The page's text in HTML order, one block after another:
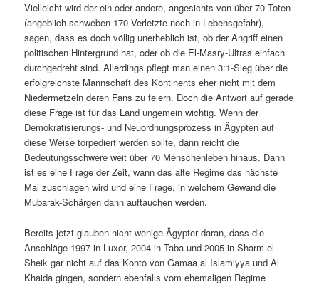
Vielleicht wird der ein oder andere, angesichts von über 70 Toten
(angeblich schweben 170 Verletzte noch in Lebensgefahr),
sagen, dass es doch völlig unerheblich ist, ob der Angriff einen
politischen Hintergrund hat, oder ob die El-Masry-Ultras einfach
durchgedreht sind. Allerdings pflegt man einen 3:1-Sieg über die
erfolgreichste Mannschaft des Kontinents eher nicht mit dem
Niedermetzeln deren Fans zu feiern. Doch die Antwort auf gerade
diese Frage ist für das Land ungemein wichtig. Wenn der
Demokratisierungs- und Neuordnungsprozess in Ägypten auf
diese Weise torpediert werden sollte, dann reicht die
Bedeutungsschwere weit über 70 Menschenleben hinaus. Dann
ist es eine Frage der Zeit, wann das alte Regime das nächste
Mal zuschlagen wird und eine Frage, in welchem Gewand die
Mubarak-Schärgen dann auftauchen werden.
Bereits jetzt glauben nicht wenige Ägypter daran, dass die
Anschläge 1997 in Luxor, 2004 in Taba und 2005 in Sharm el
Sheik gar nicht auf das Konto von Gamaa al Islamiyya und Al
Khaida gingen, sondern ebenfalls vom ehemaligen Regime